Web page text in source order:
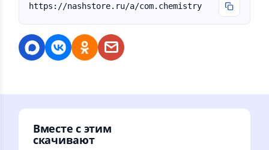
https://nashstore.ru/a/com.chemistry
Вместе с этим
скачивают